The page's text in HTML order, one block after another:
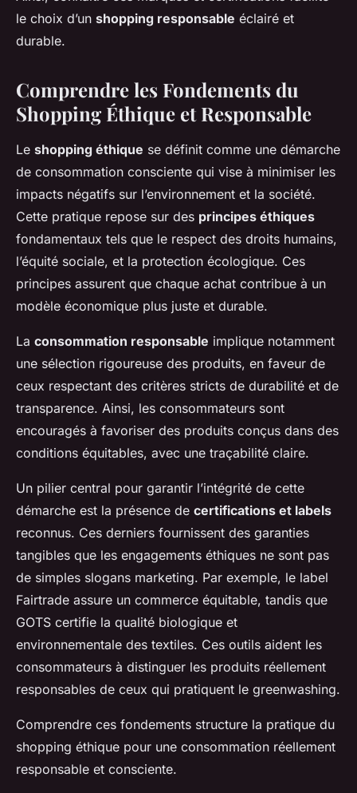
le choix d’un shopping responsable éclairé et
durable.
Comprendre les Fondements du
Shopping Éthique et Responsable
Le shopping éthique se définit comme une démarche
de consommation consciente qui vise à minimiser les
impacts négatifs sur l’environnement et la société.
Cette pratique repose sur des principes éthiques
fondamentaux tels que le respect des droits humains,
l’équité sociale, et la protection écologique. Ces
principes assurent que chaque achat contribue à un
modèle économique plus juste et durable.
La consommation responsable implique notamment
une sélection rigoureuse des produits, en faveur de
ceux respectant des critères stricts de durabilité et de
transparence. Ainsi, les consommateurs sont
encouragés à favoriser des produits conçus dans des
conditions équitables, avec une traçabilité claire.
Un pilier central pour garantir l’intégrité de cette
démarche est la présence de certifications et labels
reconnus. Ces derniers fournissent des garanties
tangibles que les engagements éthiques ne sont pas
de simples slogans marketing. Par exemple, le label
Fairtrade assure un commerce équitable, tandis que
GOTS certifie la qualité biologique et
environnementale des textiles. Ces outils aident les
consommateurs à distinguer les produits réellement
responsables de ceux qui pratiquent le greenwashing.
Comprendre ces fondements structure la pratique du
shopping éthique pour une consommation réellement
responsable et consciente.